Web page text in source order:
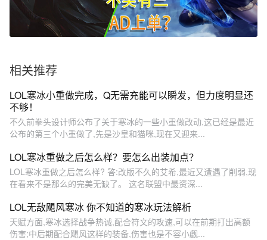
相关推荐
LOL寒冰小重做完成，Q无需充能可以瞬发，但力度明显还
不够！
不久前拳头设计师公布了关于寒冰的一些小重做改动,这已经是最近
公布的第三个小重做了,先是沙皇和猫咪,现在又迎来...
LOL寒冰重做之后怎么样？要怎么出装加点？
LOL寒冰重做之后怎么样? 答:改版不久的艾希,最近又遭遇了削弱,现
在看来不是那么的完美无缺了。 这名联盟中最资深...
LOL无敌飓风寒冰 你不知道的寒冰玩法解析
天赋方面,寒冰选择战争热诚,配合符文的攻速,可以在前期打出高额
伤害;中后期配合飓风这样的装备,伤害也是不容小觑...